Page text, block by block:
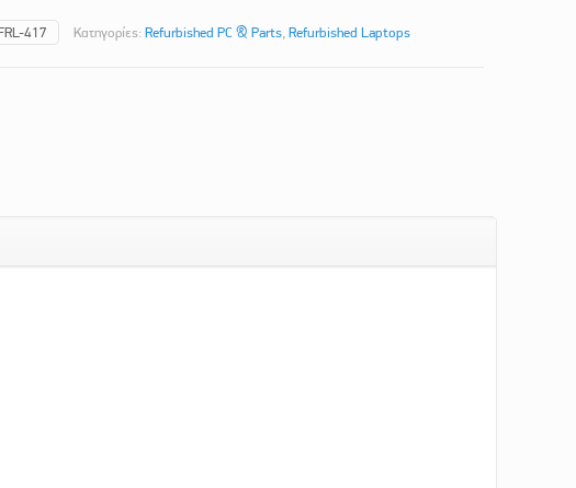
417 Κατηγορίες: Refurbished PC & Parts, Refurbished Laptops